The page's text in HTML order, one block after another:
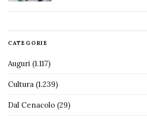
CATEGORIE
Auguri (1.117)
Cultura (1.239)
Dal Cenacolo (29)